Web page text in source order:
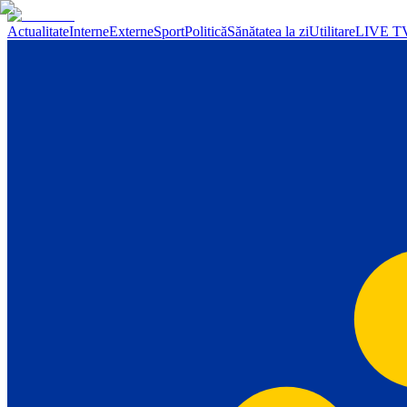
ActualitateInterneExterneSportPoliticăSănătatea la ziUtilitareLIVE